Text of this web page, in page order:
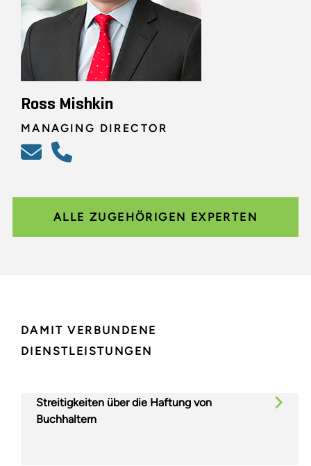
Ross Mishkin
MANAGING DIRECTOR
ALLE ZUGEHÖRIGEN EXPERTEN
DAMIT VERBUNDENE
DIENSTLEISTUNGEN
Streitigkeiten über die Haftung von
Buchhaltern